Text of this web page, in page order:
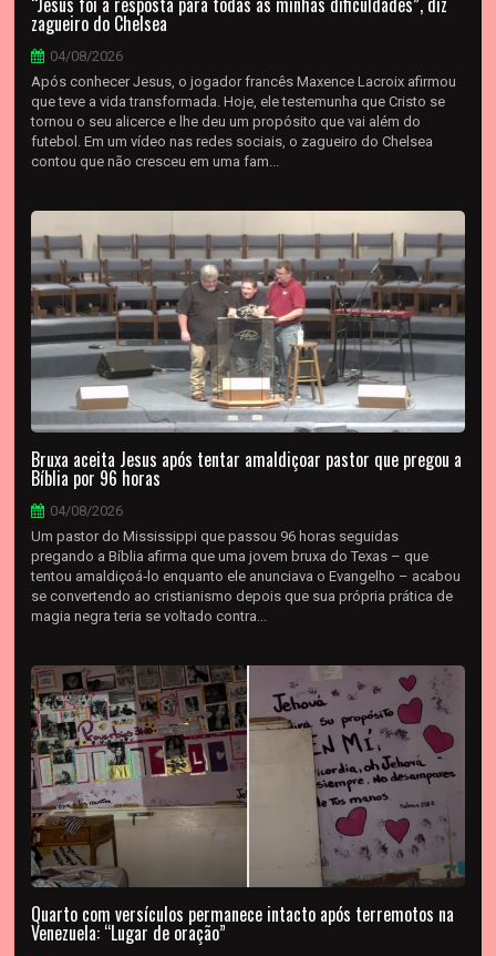
zagueiro do Chelsea
04/08/2026
Após conhecer Jesus, o jogador francês Maxence Lacroix afirmou
que teve a vida transformada. Hoje, ele testemunha que Cristo se
tornou o seu alicerce e lhe deu um propósito que vai além do
futebol. Em um vídeo nas redes sociais, o zagueiro do Chelsea
contou que não cresceu em uma fam...
Bruxa aceita Jesus após tentar amaldiçoar pastor que pregou a
Bíblia por 96 horas
04/08/2026
Um pastor do Mississippi que passou 96 horas seguidas
pregando a Bíblia afirma que uma jovem bruxa do Texas – que
tentou amaldiçoá‑lo enquanto ele anunciava o Evangelho – acabou
se convertendo ao cristianismo depois que sua própria prática de
magia negra teria se voltado contra...
Quarto com versículos permanece intacto após terremotos na
Venezuela: “Lugar de oração”